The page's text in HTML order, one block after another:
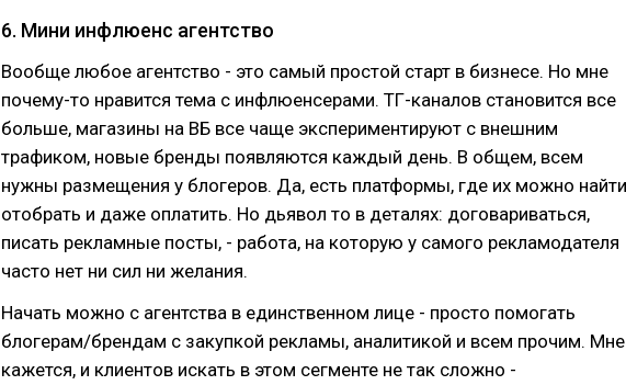
6. Мини инфлюенс агентство
Вообще любое агентство - это самый простой старт в бизнесе. Но мне
почему-то нравится тема с инфлюенсерами. ТГ-каналов становится все
больше, магазины на ВБ все чаще экспериментируют с внешним
трафиком, новые бренды появляются каждый день. В общем, всем
нужны размещения у блогеров. Да, есть платформы, где их можно
отобрать и даже оплатить. Но дьявол то в деталях: договариваться,
писать рекламные посты, - работа, на которую у самого рекламодателя
часто нет ни сил ни желания.
Начать можно с агентства в единственном лице - просто помогать
блогерам/брендам с закупкой рекламы, аналитикой и всем прочим. Мне
кажется, и клиентов искать в этом сегменте не так сложно -